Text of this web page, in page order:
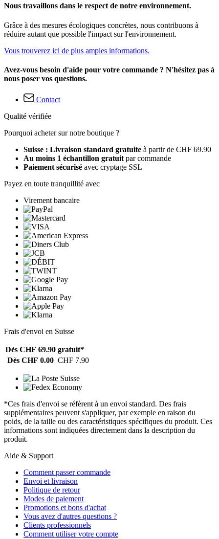
Nous travaillons dans le respect de notre environnement.
Grâce à des mesures écologiques concrètes, nous contribuons à
réduire autant que possible l'impact sur l'environnement.
Vous trouverez ici de plus amples informations.
Avez-vous besoin d'aide pour votre commande ? N'hésitez pas à
nous poser vos questions.
Contact
Qualité vérifiée
Pourquoi acheter sur notre boutique ?
Suisse : Livraison standard gratuite à partir de CHF 69.90
Au moins 1 échantillon gratuit par commande
Paiement sécurisé avec cryptage SSL
Payez en toute tranquillité avec
Virement bancaire
Frais d'envoi en Suisse
Dès CHF 69.90 gratuit*
Dès CHF 0.00 CHF 7.90
*Ces frais d'envoi se réfèrent à un envoi standard. Des frais
supplémentaires peuvent s'appliquer, par exemple en raison du
poids, de la taille ou des caractéristiques spécifiques du produit. Ces
informations sont indiquées directement dans la description du
produit.
Aide & Support
Comment passer commande
Envoi et livraison
Politique de retour
Modes de paiement
Promotions et bons d'achat
Vous avez d'autres questions ?
Clients professionnels
Comment utiliser votre compte